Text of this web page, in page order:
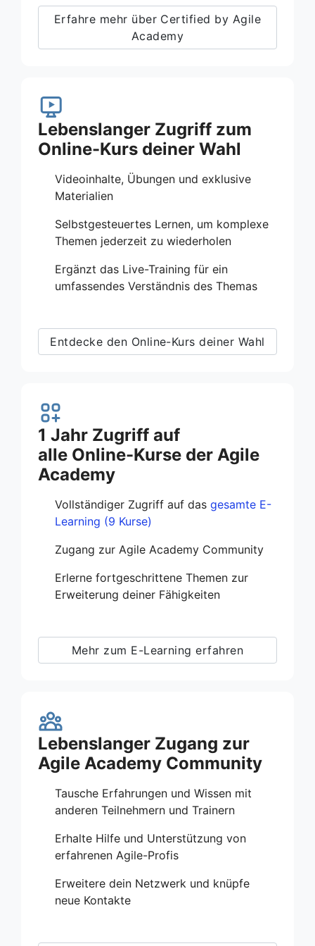
Erfahre mehr über Certified by Agile
Academy
Lebenslanger Zugriff zum
Online-Kurs deiner Wahl
Videoinhalte, Übungen und exklusive
Materialien
Selbstgesteuertes Lernen, um komplexe
Themen jederzeit zu wiederholen
Ergänzt das Live-Training für ein
umfassendes Verständnis des Themas
Entdecke den Online-Kurs deiner Wahl
1 Jahr Zugriff auf
alle Online-Kurse der Agile
Academy
Vollständiger Zugriff auf das gesamte E-
Learning (9 Kurse)
Zugang zur Agile Academy Community
Erlerne fortgeschrittene Themen zur
Erweiterung deiner Fähigkeiten
Mehr zum E-Learning erfahren
Lebenslanger Zugang zur
Agile Academy Community
Tausche Erfahrungen und Wissen mit
anderen Teilnehmern und Trainern
Erhalte Hilfe und Unterstützung von
erfahrenen Agile-Profis
Erweitere dein Netzwerk und knüpfe
neue Kontakte